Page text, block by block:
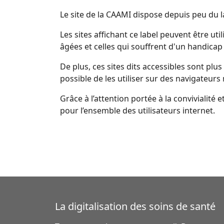
Le site de la CAAMI dispose depuis peu
Les sites affichant ce label peuvent être
âgées et celles qui souffrent d'un
De plus, ces sites dits accessibles sont
possible de les utiliser sur des
Grâce à l’attention portée à la convivialité
pour l’ensemble des utilisateurs internet.
La digitalisation des soins de santé